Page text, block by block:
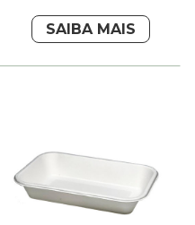
SAIBA MAIS